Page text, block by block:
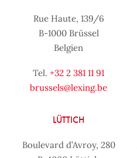
Rue Haute, 139/6
B-1000 Brüssel
Belgien
Tel. +32 2 381 11 91
brussels@lexing.be
LÜTTICH
Boulevard d’Avroy, 280